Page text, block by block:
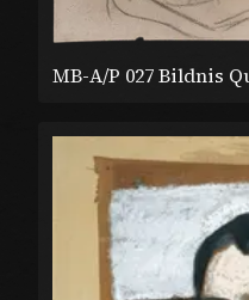
MB-A/P 027 Bildnis